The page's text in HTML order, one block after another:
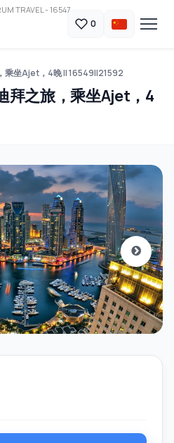
TRAVEL - 16547
0
乘坐Ajet，4晚 || 16549||21592
拜之旅，乘坐Ajet，4